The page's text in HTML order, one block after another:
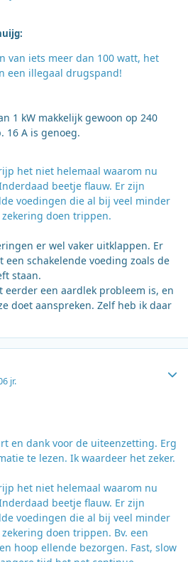
van iets meer dan 100 watt, het
een illegaal drugspand!
1 kW makkelijk gewoon op 240
16 A is genoeg.
het niet helemaal waarom nu
beetje flauw. Er zijn
voedingen die al bij veel minder
doen trippen.
er wel vaker uitklappen. Er
een schakelende voeding zoals de
staan.
eerder een aardlek probleem is, en
doet aanspreken. Zelf heb ik daar
6 jr.
en dank voor de uiteenzetting. Erg
te lezen. Ik waardeer het zeker.
het niet helemaal waarom nu
beetje flauw. Er zijn
voedingen die al bij veel minder
doen trippen. Bv. een
hoop ellende bezorgen. Fast, slow